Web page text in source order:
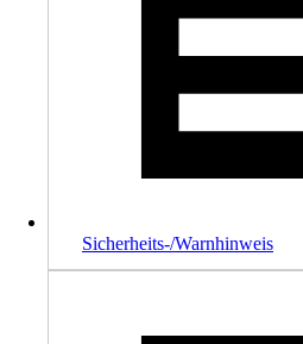
Sicherheits-/Warnhinweis